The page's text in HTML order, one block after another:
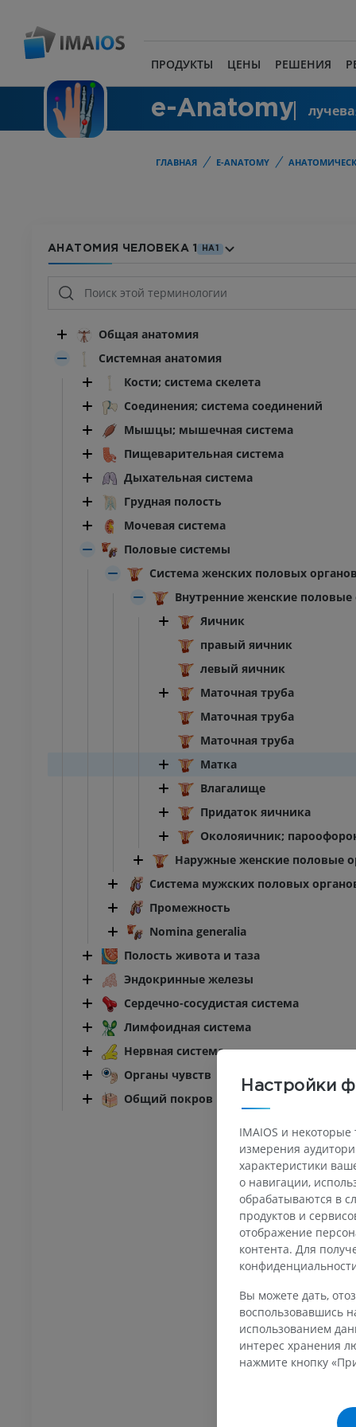
ПРОДУКТЫ ЦЕНЫ РЕШЕНИЯ
e-Anatomy
ГЛАВНАЯ E-ANATOMY
АНАТОМИЯ ЧЕЛОВЕКА 1 HA1
Общая анатомия
Системная анатомия
Кости; система скелета
Соединения; система соединений
Мышцы; мышечная система
Пищеварительная система
Дыхательная система
Грудная полость
Мочевая система
Половые системы
Система женских половых органов
Внутренние женские половые
Яичник
правый яичник
левый яичник
Маточная труба
Маточная труба
Маточная труба
Матка
Влагалище
Придаток яичника
Околояичник;
Наружные женские половые
Система мужских половых
Промежность
Nomina generalia
Полость живота и таза
Эндокринные железы
Сердечно-сосудистая система
Лимфоидная система
Нервная система
Органы чувств
Общий покров
ПРЕДПЛЮСНА - СТОПА
Ankle MRI
МРТ переднего отдела
Настройки
IMAIOS и
измерения
характеристики
о навигации,
обрабатываются в
продуктов и
отображение
контента. Для
Вы можете дать,
воспользовавшись
использованием
интерес хранения
нажмите кнопку